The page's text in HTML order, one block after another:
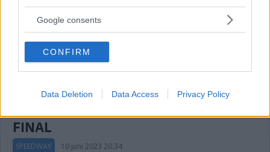
not limited to your visit or usage behaviour. You may click to
use your data for below specified purposes in below Google
consent section.
Google consents
CONFIRM
Data Deletion Data Access Privacy Policy
SKRÄLL AV SVENSKEN – TOG SIG TILL
FINAL
SPEEDWAY 10 juni 2023 20.34